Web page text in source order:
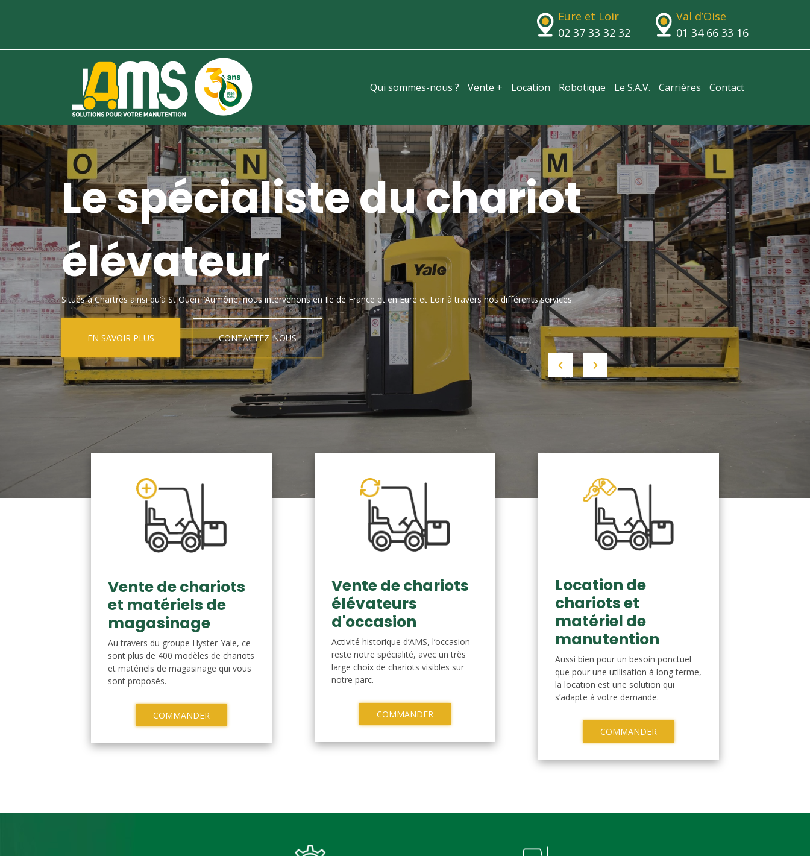
Eure et Loir
02 37 33 32 32
Val d’Oise
01 34 66 33 16
Qui sommes-nous ? Vente + Location Robotique Le S.A.V. Carrières Contact
Le spécialiste du chariot
élévateur
Situés à Chartres ainsi qu’à St Ouen l’Aumône, nous intervenons en Ile de France et en Eure et Loir à travers nos différents services.
EN SAVOIR PLUS CONTACTEZ-NOUS
Vente de chariots
et matériels de
magasinage
Au travers du groupe Hyster-Yale, ce
sont plus de 400 modèles de chariots
et matériels de magasinage qui vous
sont proposés.
COMMANDER
Vente de chariots
élévateurs
d'occasion
Activité historique d’AMS, l’occasion
reste notre spécialité, avec un très
large choix de chariots visibles sur
notre parc.
COMMANDER
Location de
chariots et
matériel de
manutention
Aussi bien pour un besoin ponctuel
que pour une utilisation à long terme,
la location est une solution qui
s’adapte à votre demande.
COMMANDER